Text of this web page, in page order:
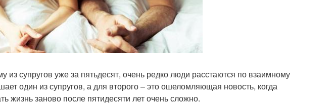
из супругов уже за пятьдесят, очень редко люди расстаются по взаимному
один из супругов, а для второго – это ошеломляющая новость, когда
жизнь заново после пятидесяти лет очень сложно.